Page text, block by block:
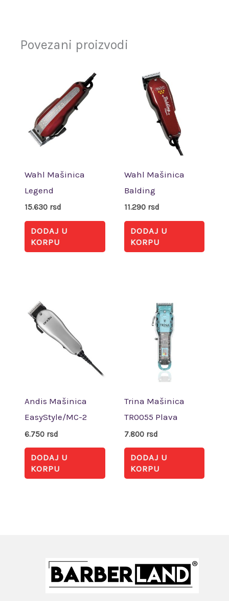
Povezani proizvodi
Wahl Mašinica
Legend
15.630 rsd
DODAJ U
KORPU
Wahl Mašinica
Balding
11.290 rsd
DODAJ U
KORPU
Andis Mašinica
EasyStyle/MC-2
6.750 rsd
DODAJ U
KORPU
Trina Mašinica
TR0055 Plava
7.800 rsd
DODAJ U
KORPU